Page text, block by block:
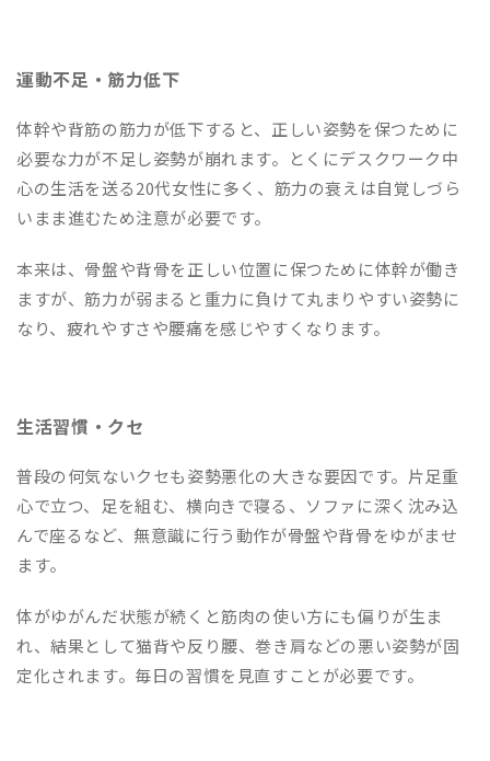
運動不足・筋力低下
体幹や背筋の筋力が低下すると、正しい姿勢を保つために
必要な力が不足し姿勢が崩れます。とくにデスクワーク中
心の生活を送る20代女性に多く、筋力の衰えは自覚しづら
いまま進むため注意が必要です。
本来は、骨盤や背骨を正しい位置に保つために体幹が働き
ますが、筋力が弱まると重力に負けて丸まりやすい姿勢に
なり、疲れやすさや腰痛を感じやすくなります。
生活習慣・クセ
普段の何気ないクセも姿勢悪化の大きな要因です。片足重
心で立つ、足を組む、横向きで寝る、ソファに深く沈み込
んで座るなど、無意識に行う動作が骨盤や背骨をゆがませ
ます。
体がゆがんだ状態が続くと筋肉の使い方にも偏りが生ま
れ、結果として猫背や反り腰、巻き肩などの悪い姿勢が固
定化されます。毎日の習慣を見直すことが必要です。